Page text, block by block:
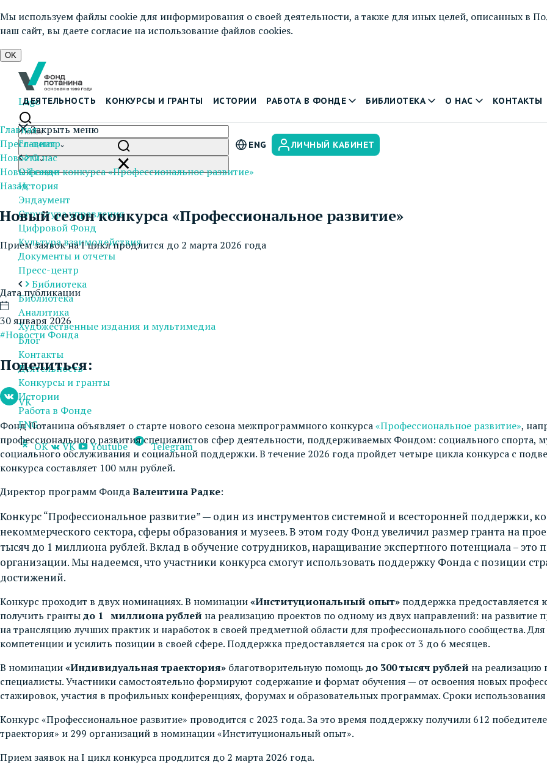
Мы используем файлы cookie для информирования о своей деятельности, а также для иных целей, описанных в
наш сайт, вы даете согласие на использование файлов cookies.
OK
Logo
ДЕЯТЕЛЬНОСТЬ КОНКУРСЫ И ГРАНТЫ ИСТОРИИ РАБОТА В ФОНДЕ БИБЛИОТЕКА О НАС КОНТАКТЫ
ENG ЛИЧНЫЙ КАБИНЕТ
Закрыть меню
Главная
О нас
О фонде
История
Эндаумент
Структура управления
Цифровой Фонд
Культура взаимодействия
Документы и отчеты
Пресс-центр
Библиотека
Библиотека
Аналитика
Художественные издания и мультимедиа
Блог
Контакты
Деятельность
Конкурсы и гранты
Истории
Работа в Фонде
ENG
OK
VK Youtube Telegram
Главная
Пресс-центр
Новости
Новый сезон конкурса «Профессиональное развитие»
Назад
Новый сезон конкурса «Профессиональное развитие»
Прием заявок на I цикл продлится до 2 марта 2026 года
Дата публикации
30 января 2026
#Новости Фонда
Поделиться:
VK
Фонд Потанина объявляет о старте нового сезона межпрограммного конкурса«Профессиональное развитие»,
профессионального развития специалистов сфер деятельности, поддерживаемых Фондом: социального спорта,
социального обслуживания и социальной поддержки. В течение 2026 года пройдет четыре цикла конкурса с
конкурса составляет 100 млн рублей.
Директор программ ФондаВалентина Радке:
Конкурс “Профессиональное развитие” — один из инструментов системной и всесторонней поддержки,
некоммерческого сектора, сферы образования и музеев. В этом году Фонд увеличил размер гранта на
тысяч до 1 миллиона рублей. Вклад в обучение сотрудников, наращивание экспертного потенциала – это
организации. Мы надеемся, что участники конкурса смогут использовать поддержку Фонда с позиции
достижений.
Конкурс проходит в двух номинациях. В номинации«Институциональный опыт» поддержка
получить грантыдо 1 миллиона рублей на реализацию проектов по одному из двух направлений: на
на трансляцию лучших практик и наработок в своей предметной области для профессионального сообщества.
компетенции и усилить позиции в своей сфере. Поддержка предоставляется на срок от 3 до 6 месяцев.
В номинации«Индивидуальная траектория» благотворительную помощь до 300 тысяч рублей на реализацию
специалисты. Участники самостоятельно формируют содержание и формат обучения — от освоения новых
стажировок, участия в профильных конференциях, форумах и образовательных программах. Сроки
Конкурс «Профессиональное развитие» проводится с 2023 года. За это время поддержку получили 612
траектория» и 299 организаций в номинации «Институциональный опыт».
Прием заявок на I цикл конкурса продлится до 2 марта 2026 года.